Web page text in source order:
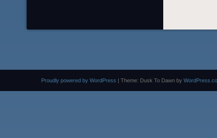
Proudly powered by WordPress | Theme: Dusk To Dawn by